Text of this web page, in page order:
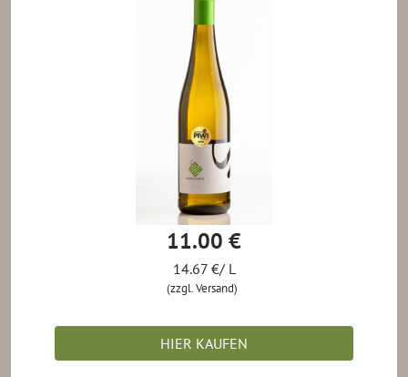
11.00 €
14.67 €/ L
(zzgl. Versand)
HIER KAUFEN